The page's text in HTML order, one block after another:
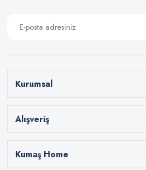
Kurumsal
Alışveriş
Kumaş Home